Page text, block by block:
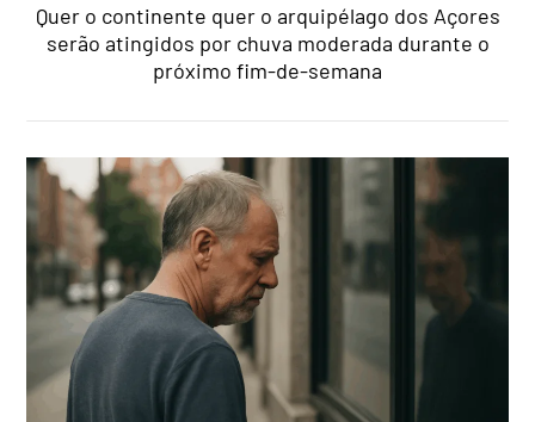
Quer o continente quer o arquipélago dos Açores
serão atingidos por chuva moderada durante o
próximo fim-de-semana